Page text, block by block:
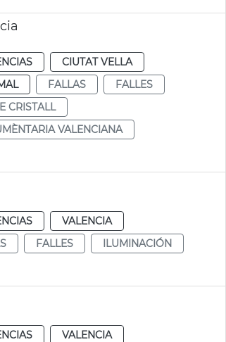
CIUTAT VELLA
FALLAS
FALLES
CRISTALL
VALENCIANA
VALENCIA
FALLES
ILUMINACIÓN
VALENCIA